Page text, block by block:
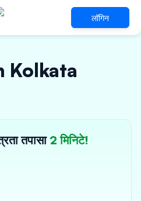
लॉगिन
Kolkata
तपासा 2 मिनिटे!